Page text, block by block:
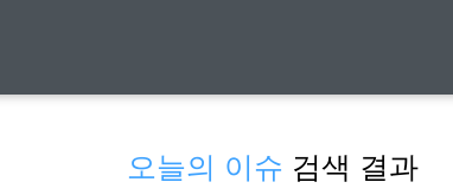
오늘의 이슈 검색 결과